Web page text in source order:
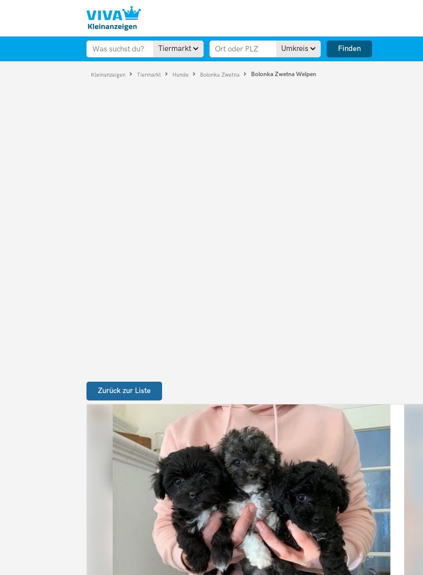
Tiermarkt Umkreis Finden
Kleinanzeigen Tiermarkt Hunde Bolonka Zwetna Bolonka Zwetna Welpen
Zurück zur Liste